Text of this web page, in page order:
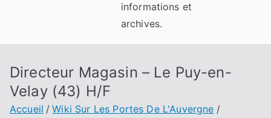
informations et
archives.
Directeur Magasin – Le Puy-en-
Velay (43) H/F
Accueil
Wiki Sur Les Portes De L'Auvergne